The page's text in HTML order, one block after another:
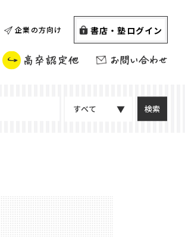
企業の方向け 書店・塾ログイン
すべて